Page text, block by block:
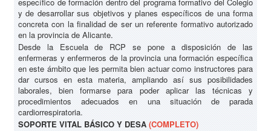
específico de formación dentro del programa formativo del Colegio
y de desarrollar sus objetivos y planes específicos de una forma
concreta con la finalidad de ser un referente formativo autorizado
en la provincia de Alicante.
Desde la Escuela de RCP se pone a disposición de las
enfermeras y enfermeros de la provincia una formación específica
en este ámbito que les permita bien actuar como instructores para
dar cursos en esta materia, ampliando así sus posibilidades
laborales, bien formarse para poder aplicar las técnicas y
procedimientos adecuados en una situación de parada
cardiorrespiratoria.
SOPORTE VITAL BÁSICO Y DESA (COMPLETO)